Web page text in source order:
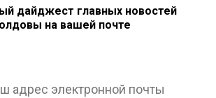
дайджест главных новостей
на вашей почте